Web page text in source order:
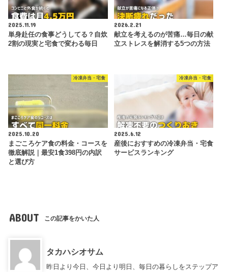
2025.11.19
単身赴任の食事どうしてる？自炊
2割の現実と宅食で変わる毎日
2026.2.21
献立を考えるのが苦痛…毎日の献
立ストレスを解消する5つの方法
冷凍弁当・宅食
2025.10.20
まごころケア食の料金・コースを
徹底解説｜最安1食398円の内訳
と選び方
冷凍弁当・宅食
2025.6.12
産後におすすめの冷凍弁当・宅食
サービスランキング
ABOUT この記事をかいた人
タカハシオサム
昨日より今日、今日より明日、毎日の暮らしをステップア